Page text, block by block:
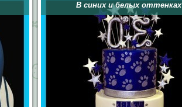
В синих и белых оттенках